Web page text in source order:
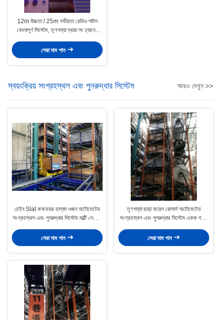
12m উচ্চতা / 25m গভীরতা রেডিও শাটল
বেদনাপূর্ণ সিস্টেম, তৃণশয্যা দ্বারা লং চ্যানেল
সেরা দাম পান
স্বয়ংক্রিয় সংগ্রহস্থল এবং পুনরুদ্ধার সিস্টেম আরও দেখুন >>
চেইন Slat কনভেয়র হাল্কা ওজন অটোমেটেড
সংগ্রহস্থল এবং পুনরুদ্ধার সিস্টেম মাল্টি লেভেল
সেরা দাম পান
তৃণশয্যা ছাড়া কয়েল রোলার্স অটোমেটেড
সংগ্রহস্থল এবং পুনরুদ্ধার সিস্টেম একক গভীর
সেরা দাম পান